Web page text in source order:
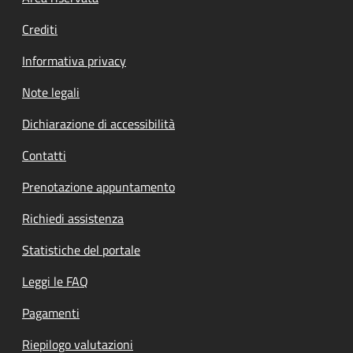
Crediti
Informativa privacy
Note legali
Dichiarazione di accessibilità
Contatti
Prenotazione appuntamento
Richiedi assistenza
Statistiche del portale
Leggi le FAQ
Pagamenti
Riepilogo valutazioni